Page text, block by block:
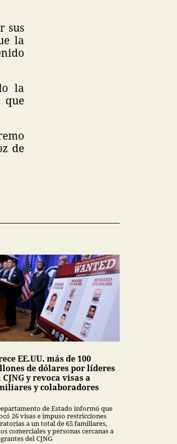
sus
la
la
que
de
EE.UU. más de 100
de dólares por líderes
CJNG y revoca visas a
y colaboradores
de Estado informó que
26 visas e impuso restricciones
a un total de 65 familiares,
comerciales y personas cercanas a
del CJNG